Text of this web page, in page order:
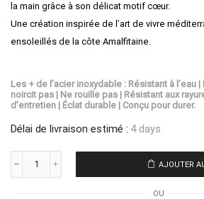
la main grâce à son délicat motif cœur.
Une création inspirée de l’art de vivre
ensoleillés de la côte Amalfitaine.
Les + de l’acier inoxydable : Résistant à l’eau
noircit pas | Ne rouille pas | Résistant aux
d’entretien | Éclat durable | Conçu pour durer.
Délai de livraison estimé : 4 days
quantité
AJOUTER
OU